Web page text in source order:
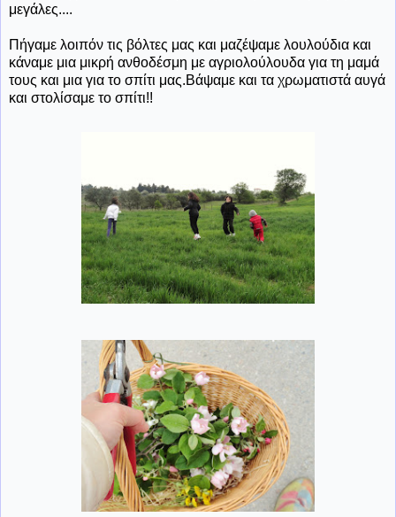
μεγάλες....
Πήγαμε λοιπόν τις βόλτες μας και μαζέψαμε λουλούδια και
κάναμε μια μικρή ανθοδέσμη με αγριολούλουδα για τη μαμά
τους και μια για το σπίτι μας.Βάψαμε και τα χρωματιστά αυγά
και στολίσαμε το σπίτι!!